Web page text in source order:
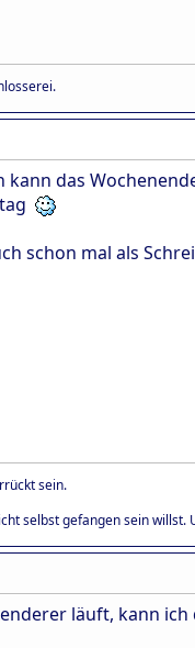
kann das
schon mal als
sein.
selbst gefangen sein
läuft, kann